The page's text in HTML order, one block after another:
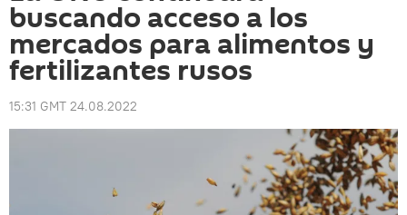
buscando acceso a los
mercados para alimentos y
fertilizantes rusos
15:31 GMT 24.08.2022